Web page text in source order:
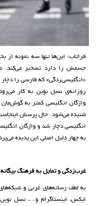
فراتاب: این‌ها تنها سه نمونه
جسمش را دارد تسخیر می‌کند.
«انگلیسی‌زدگی» که فارسی را دچار
روزانه‌‌ی نسل نوین به کار
واژگان انگلیسی کمتر به گوش‌مان
شنیده می‌شود. حال پرسش
انگلیسی دچار شد و واژگان
به چهار دلیل اصلی این پدیده
غرب‌زدگی و تمایل به فرهنگ بیگانه
به لطف رسانه‌های غربی و
ایکس، اینستاگرام و...، نسل